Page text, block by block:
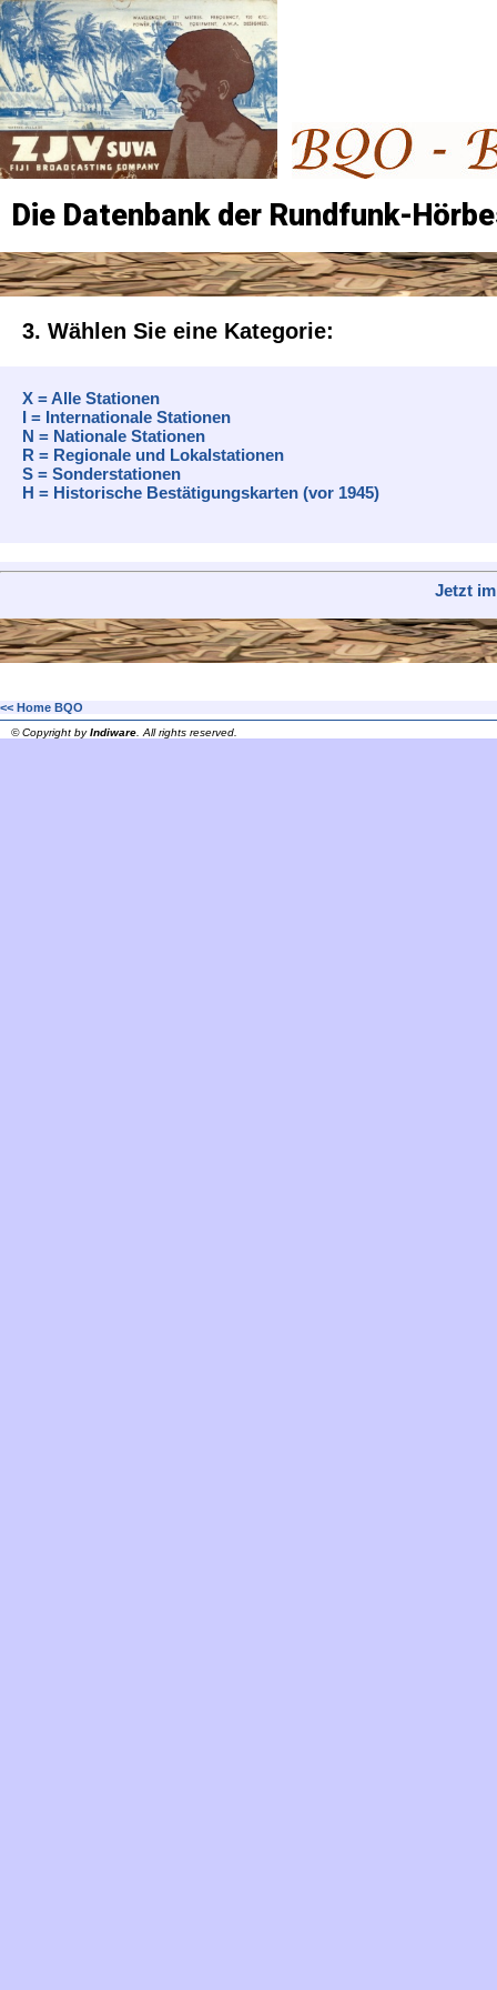
Die Datenbank der Rundfunk-
3. Wählen Sie eine Kategorie:
X = Alle Stationen
I = Internationale Stationen
N = Nationale Stationen
R = Regionale und Lokalstationen
S = Sonderstationen
H = Historische Bestätigungskarten (vor 1945)
Jetzt
<< Home BQO
© Copyright byIndiware . All rights reserved.